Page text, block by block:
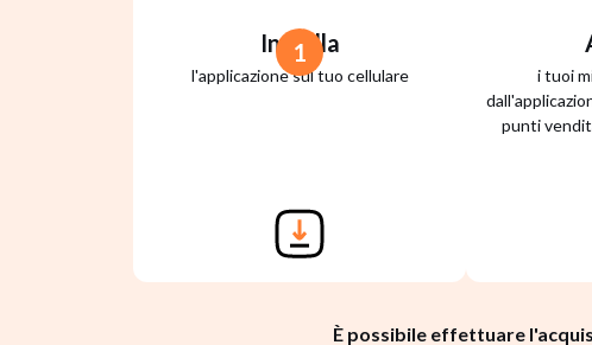
Installa
l'applicazione sul tuo cellulare
1
i tuoi
punti
È possibile effettuare